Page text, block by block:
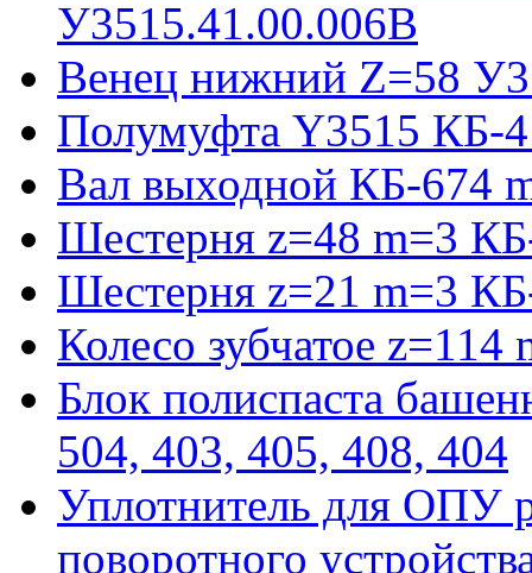
У3515.41.00.006В
Венец нижний Z=58
Полумуфта Y3515 КБ-
Вал выходной КБ-674
Шестерня z=48 m=3
Шестерня z=21 m=3
Колесо зубчатое
Блок полиспаста
504, 403, 405, 408, 404
Уплотнитель для ОПУ
поворотного